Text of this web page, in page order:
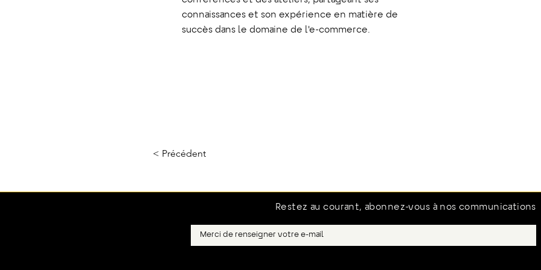
connaissances et son expérience en matière de
succès dans le domaine de l'e-commerce.
< Précédent
Restez au courant, abonnez-vous à nos communications